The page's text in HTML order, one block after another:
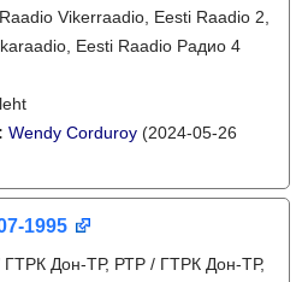
Vikerraadio, Eesti Raadio 2,
Eesti Raadio Радио 4
Wendy Corduroy (2024-05-26
1995
Дон-ТР, РТР / ГТРК Дон-ТР,